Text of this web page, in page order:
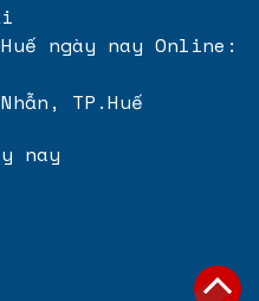
ngày nay Online:
TP.Huế
nay